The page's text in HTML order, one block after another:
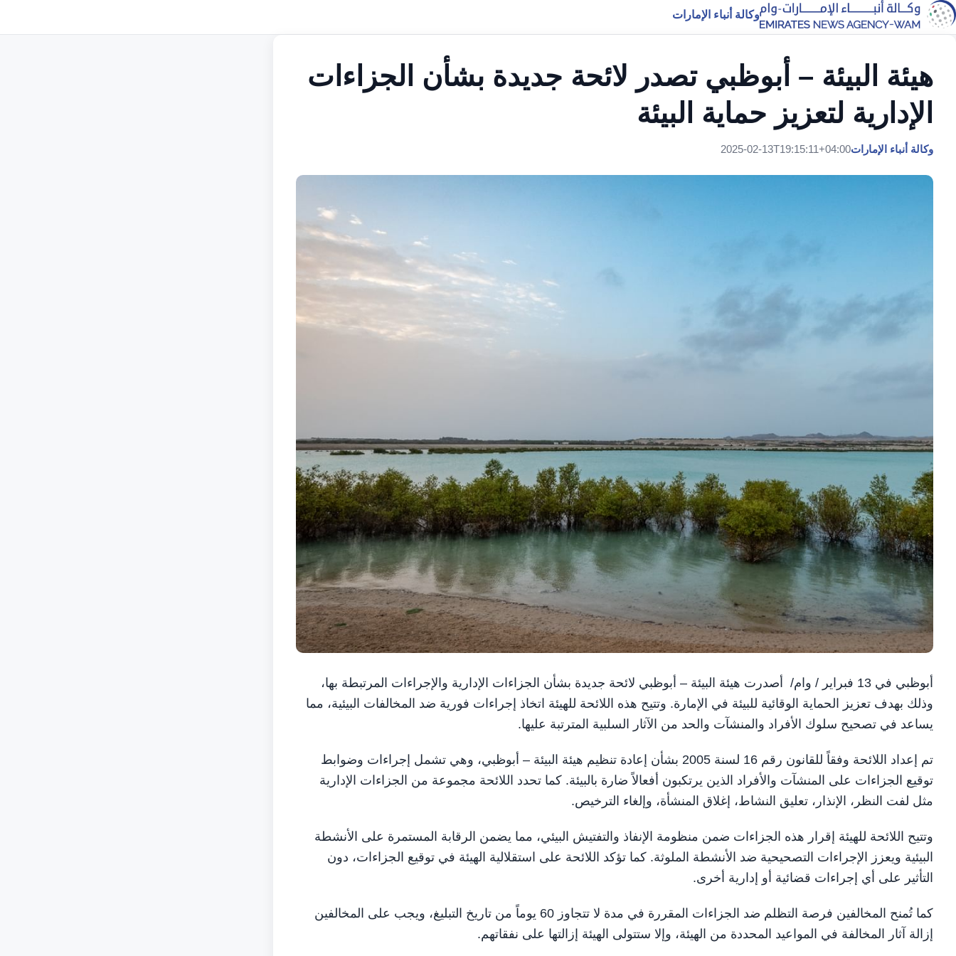
وكالة أنباء الإمارات
هيئة البيئة – أبوظبي تصدر لائحة جديدة بشأن الجزاءات
الإدارية لتعزيز حماية البيئة
وكالة أنباء الإمارات2025-02-13T19:15:11+04:00
أبوظبي في 13 فبراير / وام/ أصدرت هيئة البيئة – أبوظبي لائحة جديدة بشأن الجزاءات الإدارية والإجراءات المرتبطة بها،
وذلك بهدف تعزيز الحماية الوقائية للبيئة في الإمارة. وتتيح هذه اللائحة للهيئة اتخاذ إجراءات فورية ضد المخالفات البيئية، مما
يساعد في تصحيح سلوك الأفراد والمنشآت والحد من الآثار السلبية المترتبة عليها.
تم إعداد اللائحة وفقاً للقانون رقم 16 لسنة 2005 بشأن إعادة تنظيم هيئة البيئة – أبوظبي، وهي تشمل إجراءات وضوابط
توقيع الجزاءات على المنشآت والأفراد الذين يرتكبون أفعالاً ضارة بالبيئة. كما تحدد اللائحة مجموعة من الجزاءات الإدارية
مثل لفت النظر، الإنذار، تعليق النشاط، إغلاق المنشأة، وإلغاء الترخيص.
وتتيح اللائحة للهيئة إقرار هذه الجزاءات ضمن منظومة الإنفاذ والتفتيش البيئي، مما يضمن الرقابة المستمرة على الأنشطة
البيئية ويعزز الإجراءات التصحيحية ضد الأنشطة الملوثة. كما تؤكد اللائحة على استقلالية الهيئة في توقيع الجزاءات، دون
التأثير على أي إجراءات قضائية أو إدارية أخرى.
كما تُمنح المخالفين فرصة التظلم ضد الجزاءات المقررة في مدة لا تتجاوز 60 يوماً من تاريخ التبليغ، ويجب على المخالفين
إزالة آثار المخالفة في المواعيد المحددة من الهيئة، وإلا ستتولى الهيئة إزالتها على نفقاتهم.